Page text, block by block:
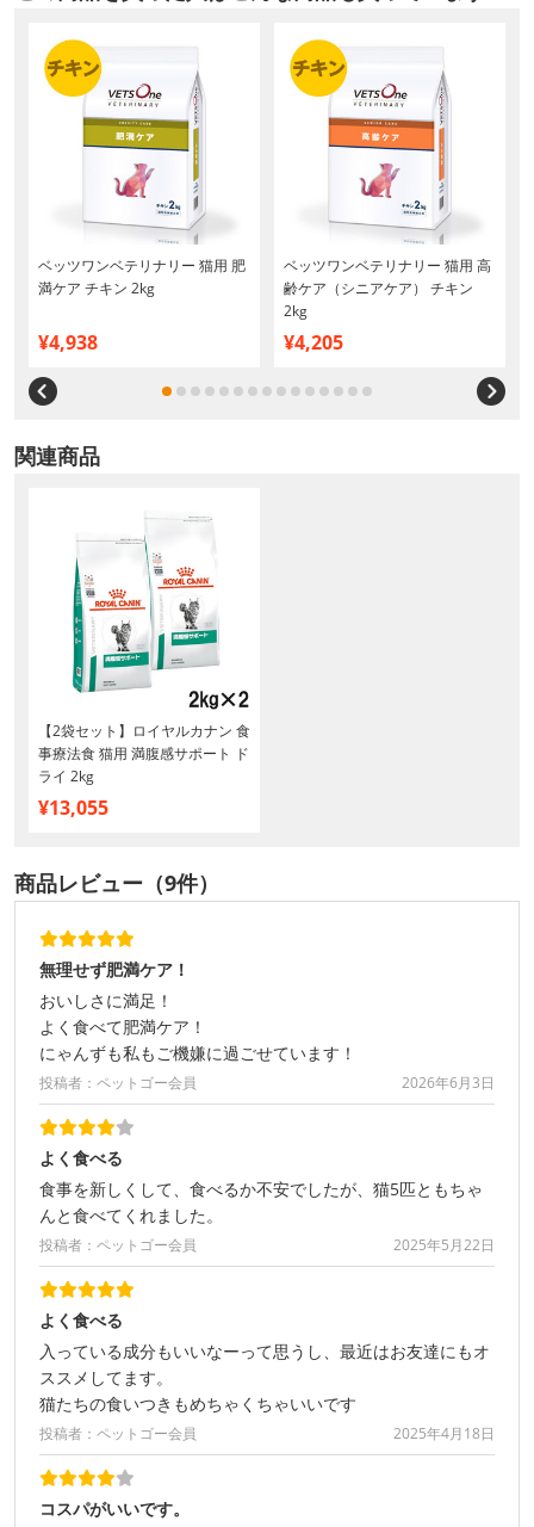
ベッツワンベテリナリー 猫用 肥
満ケア チキン 2kg
¥4,938
ベッツワンベテリナリー 猫用 高
齢ケア（シニアケア） チキン
2kg
¥4,205
関連商品
【2袋セット】ロイヤルカナン 食
事療法食 猫用 満腹感サポート ド
ライ 2kg
¥13,055
商品レビュー（9件）
無理せず肥満ケア！
おいしさに満足！
よく食べて肥満ケア！
にゃんずも私もご機嫌に過ごせています！
投稿者：ペットゴー会員 2026年6月3日
よく食べる
食事を新しくして、食べるか不安でしたが、猫5匹ともちゃ
んと食べてくれました。
投稿者：ペットゴー会員 2025年5月22日
よく食べる
入っている成分もいいなーって思うし、最近はお友達にもオ
ススメしてます。
猫たちの食いつきもめちゃくちゃいいです
投稿者：ペットゴー会員 2025年4月18日
コスパがいいです。